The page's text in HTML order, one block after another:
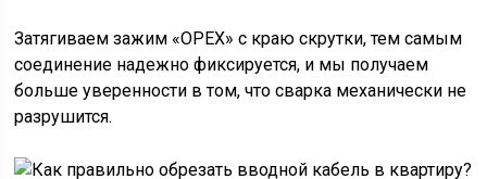
Затягиваем зажим «ОРЕХ» с краю скрутки, тем самым
соединение надежно фиксируется, и мы получаем
больше уверенности в том, что сварка механически не
разрушится.